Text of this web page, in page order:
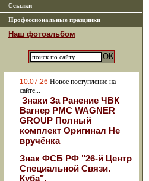
Ссылки
Профессиональные праздники
Наш фотоальбом
10.07.26 Новое поступление на
сайте...
Знаки За Ранение ЧВК
Вагнер РМС WAGNER
GROUP Полный
комплект Оригинал Не
вручёнка
Знак ФСБ РФ "26-й Центр
Специальной Связи.
Куба".